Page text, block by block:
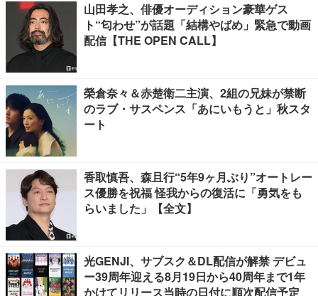
山田孝之、俳優オーディション豪華ゲス
ト“匂わせ”が話題「結構やばめ」緊急で動画
配信【THE OPEN CALL】
榮倉奈々＆赤楚衛二主演、2組の兄妹が禁断
のラブ・サスペンス「あにいもうと」秋スタ
ート
香取慎吾、森且行“5年9ヶ月ぶり”オートレー
ス優勝を祝福 怪我からの復活に「勇気をも
らいました」【全文】
光GENJI、サブスク＆DL配信が解禁 デビュ
ー39周年迎える8月19日から40周年まで1年
かけてリリース当時の日付に順次配信予定